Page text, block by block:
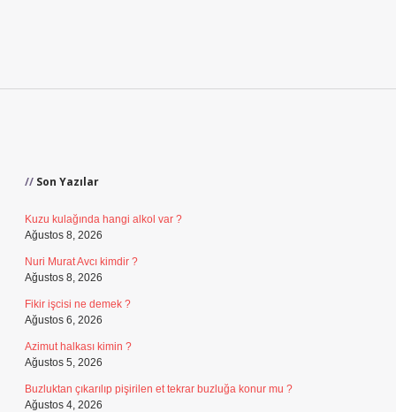
Son Yazılar
Kuzu kulağında hangi alkol var ?
Ağustos 8, 2026
Nuri Murat Avcı kimdir ?
Ağustos 8, 2026
Fikir işcisi ne demek ?
Ağustos 6, 2026
Azimut halkası kimin ?
Ağustos 5, 2026
Buzluktan çıkarılıp pişirilen et tekrar buzluğa konur mu ?
Ağustos 4, 2026